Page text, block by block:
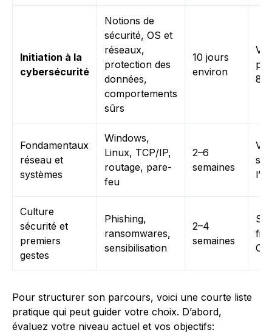
Initiation à la
cybersécurité
Notions de
sécurité, OS et
réseaux,
protection des
données,
comportements
sûrs
10 jours
environ
Fondamentaux
réseau et
systèmes
Windows,
Linux, TCP/IP,
routage, pare-
feu
2–6
semaines
Culture
sécurité et
premiers
gestes
Phishing,
ransomwares,
sensibilisation
2–4
semaines
Pour structurer son parcours, voici une courte liste
pratique qui peut guider votre choix. D’abord,
évaluez votre niveau actuel et vos objectifs: